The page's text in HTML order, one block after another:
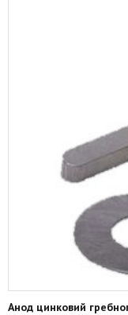
Анод цинковий